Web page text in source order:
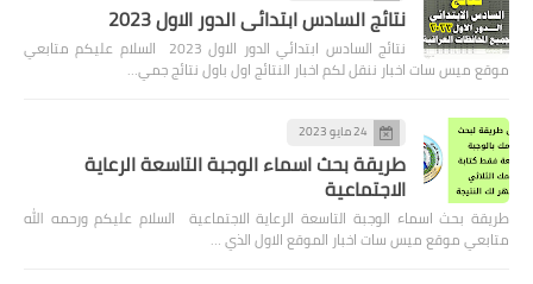
نتائج السادس ابتدائي الدور الاول 2023
نتائج السادس ابتدائي الدور الاول 2023 السلام عليكم متابعي
موقع ميس سات اخبار ننقل لكم اخبار النتائج اول باول نتائج جمي…
24 مايو 2023
طريقة بحث اسماء الوجبة التاسعة الرعاية
الاجتماعية
طريقة بحث اسماء الوجبة التاسعة الرعاية الاجتماعية السلام عليكم ورحمه الله
متابعي موقع ميس سات اخبار الموقع الاول الذي …